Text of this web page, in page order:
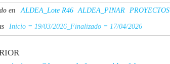
en ALDEA_Lote R46 ALDEA_PINAR PROYECTOS
Inicio = 19/03/2026_Finalizado = 17/04/2026